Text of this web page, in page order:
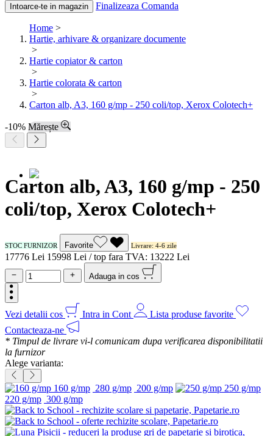
Intoarce-te in magazin Finalizeaza Comanda
Home >
Hartie, arhivare & organizare documente
>
Hartie copiator & carton
>
Hartie colorata & carton
>
Carton alb, A3, 160 g/mp - 250 coli/top, Xerox Colotech+
-10% Mărește
Carton alb, A3, 160 g/mp - 250
coli/top, Xerox Colotech+
STOC FURNIZOR Favorite Livrare: 4-6 zile
17776 Lei 15998 Lei / top fara TVA: 13222 Lei
Adauga in cos
Vezi detalii cos Intra in Cont
Lista produse favorite
Contacteaza-ne
* Timpul de livrare vi-l comunicam dupa verificarea disponibilitatii
la furnizor
Alege varianta:
160 g/mp 280 g/mp 200 g/mp
250 g/mp
220 g/mp 300 g/mp